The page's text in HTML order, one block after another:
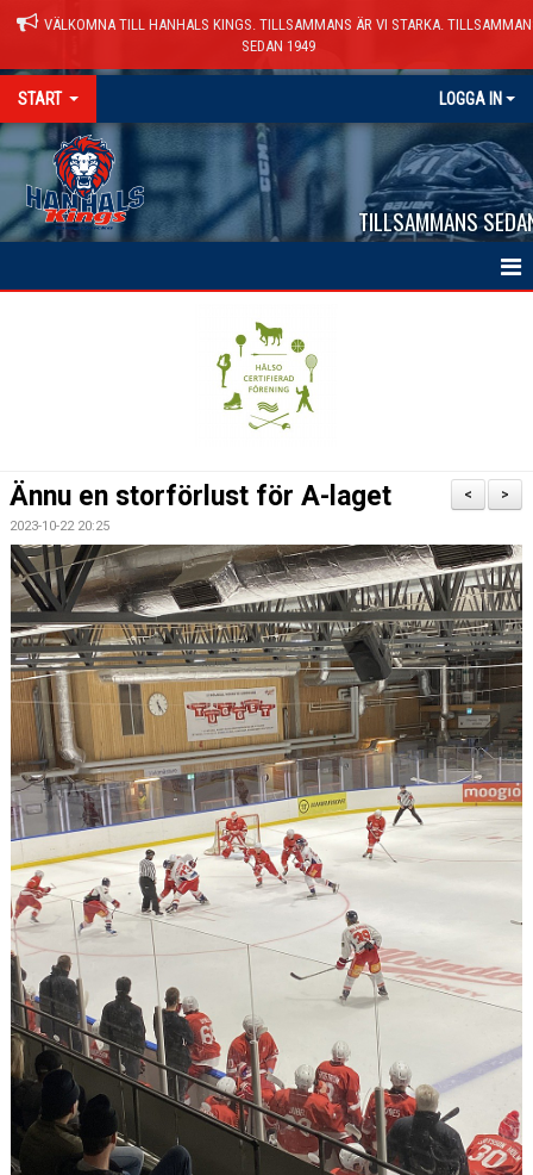
VÄLKOMNA TILL HANHALS KINGS. TILLSAMMANS ÄR VI STARKA.
SEDAN 1949
START LOGGA IN
TILLSAMMANS
MATCHER
CAMPER
CUPER
CAFÉET
PARTNERS
PARTNERBROSCHYR
KLUBB 1949
TREKRONAN
KLUBBEN
BILJETTER
>
<
Ännu en storförlust för A-laget
2023-10-22 20:25